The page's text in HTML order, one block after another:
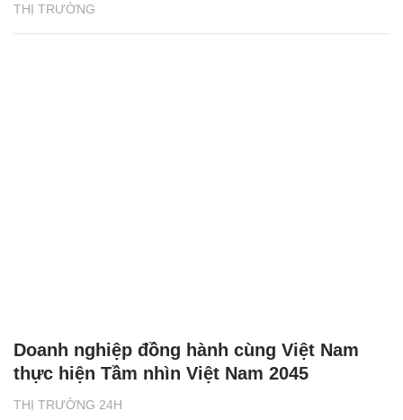
THỊ TRƯỜNG
THỊ TRƯỜNG 24H
Doanh nghiệp đồng hành cùng Việt Nam
thực hiện Tầm nhìn Việt Nam 2045